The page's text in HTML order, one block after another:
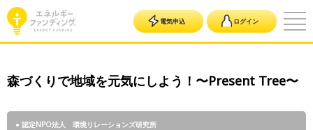
電気申込 ログイン
森づくりで地域を元気にしよう！〜Present Tree〜
● 認定NPO法人 環境リレーションズ研究所
● 認定NPO法人 環境リレーションズ研究所
● 認定NPO法人 環境リレーションズ研究所
● 認定NPO法人 環境リレーションズ研究所